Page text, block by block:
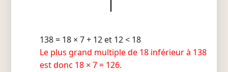
138 = 18 × 7 + 12 et 12 < 18
Le plus grand multiple de 18 inférieur à 138
est donc 18 × 7 = 126.